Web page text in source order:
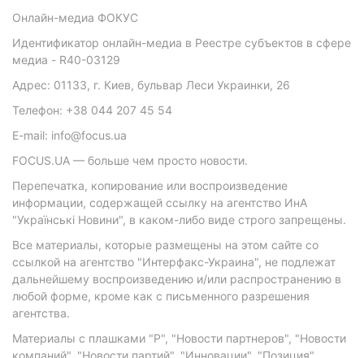
Онлайн-медиа ФОКУС
Идентификатор онлайн-медиа в Реестре субъектов в сфере
медиа - R40-03129
Адрес: 01133, г. Киев, бульвар Леси Украинки, 26
Телефон: +38 044 207 45 54
E-mail: info@focus.ua
FOCUS.UA — больше чем просто новости.
Перепечатка, копирование или воспроизведение
информации, содержащей ссылку на агентство ИнА
"Українські Новини", в каком-либо виде строго запрещены.
Все материалы, которые размещены на этом сайте со
ссылкой на агентство "Интерфакс-Украина", не подлежат
дальнейшему воспроизведению и/или распространению в
любой форме, кроме как с письменного разрешения
агентства.
Материалы с плашками "Р", "Новости партнеров", "Новости
компаний", "Новости партий", "Инновации", "Позиция",